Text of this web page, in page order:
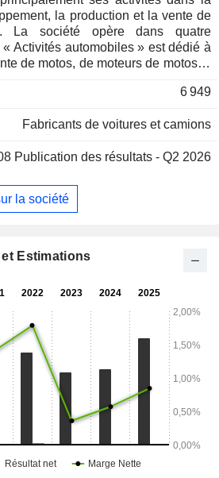
la production et la vente de
La société opère dans quatre
Activités automobiles » est dédié à
de motos, de moteurs de motos et
de véhicules à énergie nouvelle
et Autres activités. La société
6 949
Fabricants de voitures et camions
Publication des résultats - Q2 2026
la société
Estimations